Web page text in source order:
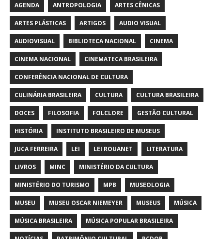
AGENDA ANTROPOLOGIA ARTES CÊNICAS
ARTES PLÁSTICAS ARTIGOS AUDIO VISUAL
AUDIOVISUAL BIBLIOTECA NACIONAL CINEMA
CINEMA NACIONAL CINEMATECA BRASILEIRA
CONFERÊNCIA NACIONAL DE CULTURA
CULINÁRIA BRASILEIRA CULTURA CULTURA BRASILEIRA
DOCES FILOSOFIA FOLCLORE GESTÃO CULTURAL
HISTÓRIA INSTITUTO BRASILEIRO DE MUSEUS
JUCA FERREIRA LEI LEI ROUANET LITERATURA
LIVROS MINC MINISTÉRIO DA CULTURA
MINISTÉRIO DO TURISMO MPB MUSEOLOGIA
MUSEU MUSEU OSCAR NIEMEYER MUSEUS MÚSICA
MÚSICA BRASILEIRA MÚSICA POPULAR BRASILEIRA